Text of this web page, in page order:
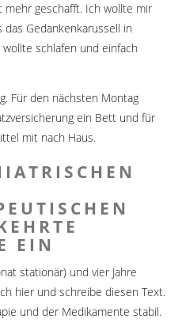
geschafft. Ich wollte mir
Gedankenkarussell in
schlafen und einfach
Für den nächsten Montag
ein Bett und für
mit nach Haus.
EIN
stationär) und vier Jahre
hier und schreibe diesen Text.
und der Medikamente stabil.